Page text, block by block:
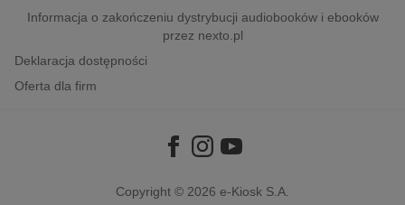
Informacja o zakończeniu dystrybucji audiobooków i ebooków
przez nexto.pl
Deklaracja dostępności
Oferta dla firm
Copyright © 2026 e-Kiosk S.A.